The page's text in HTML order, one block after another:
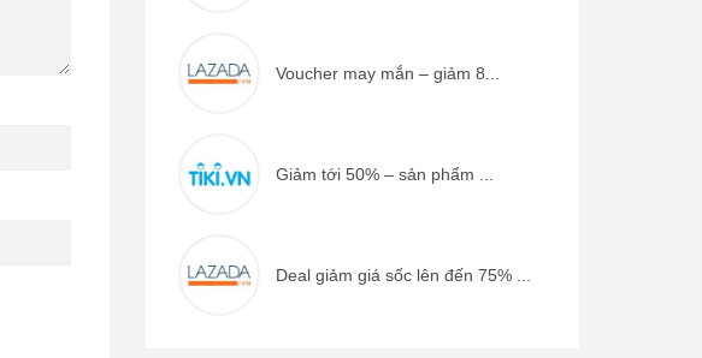
Voucher may mắn – giảm 8...
Giảm tới 50% – sản phẩm ...
Deal giảm giá sốc lên đến 75% ...